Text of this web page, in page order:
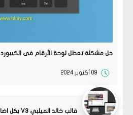
حل مشكلة تعطل لوحة الأرقام فى الكيبورد
09 أكتوبر 2024
قالب خالد الميلبي V3 بكل اضافاته